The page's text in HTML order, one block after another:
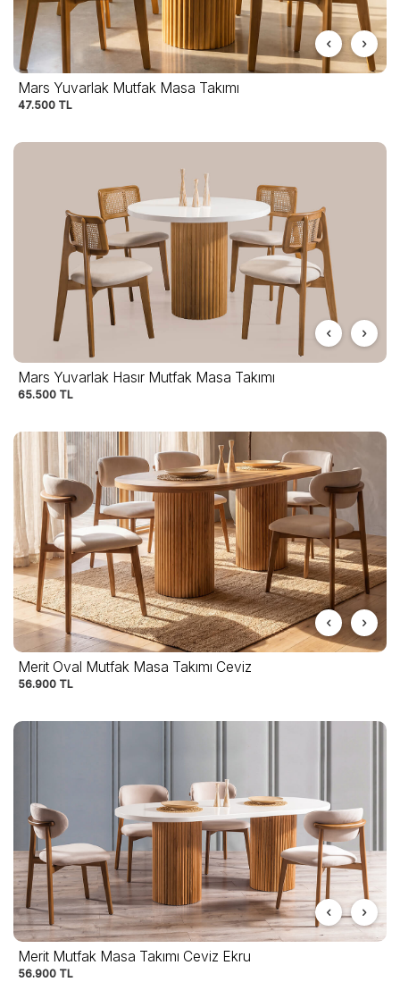
Mars Yuvarlak Mutfak Masa Takımı
47.500 TL
Mars Yuvarlak Hasır Mutfak Masa Takımı
65.500 TL
Merit Oval Mutfak Masa Takımı Ceviz
56.900 TL
Merit Mutfak Masa Takımı Ceviz Ekru
56.900 TL